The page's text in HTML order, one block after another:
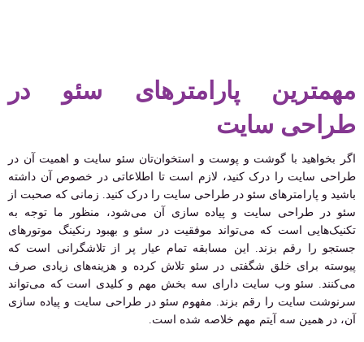
مهمترین پارامترهای سئو در
طراحی سایت
اگر بخواهید با گوشت و پوست و استخوان‌تان سئو سایت و اهمیت آن در
طراحی سایت را درک کنید، لازم است تا اطلاعاتی در خصوص آن داشته
باشید و پارامترهای سئو در طراحی سایت را درک کنید. زمانی که صحبت از
سئو در طراحی سایت و پیاده سازی آن می‌شود، منظور ما توجه به
تکنیک‌هایی است که می‌تواند موفقیت در سئو و بهبود رنکینگ موتورهای
جستجو را رقم بزند. این مسابقه تمام عیار پر از تلاشگرانی است که
پیوسته برای خلق شگفتی در سئو تلاش کرده و هزینه‌های زیادی صرف
می‌کنند. سئو وب سایت دارای سه بخش مهم و کلیدی است که می‌تواند
سرنوشت سایت را رقم بزند. مفهوم سئو در طراحی سایت و پیاده سازی
آن، در همین سه آیتم مهم خلاصه شده است.